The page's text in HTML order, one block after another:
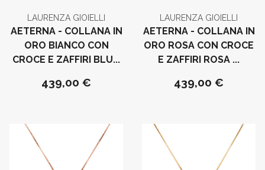
LAURENZA GIOIELLI
AETERNA - COLLANA IN
ORO BIANCO CON
CROCE E ZAFFIRI BLU...
439,00 €
LAURENZA GIOIELLI
AETERNA - COLLANA IN
ORO ROSA CON CROCE
E ZAFFIRI ROSA ...
439,00 €